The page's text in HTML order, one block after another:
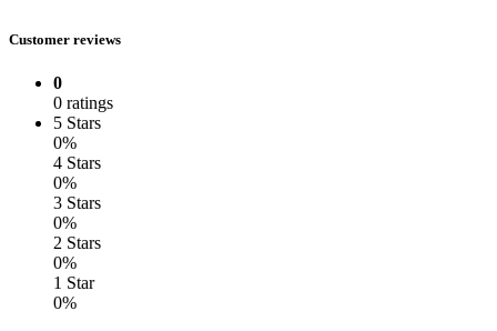
Customer reviews
0
0 ratings
5 Stars
0%
4 Stars
0%
3 Stars
0%
2 Stars
0%
1 Star
0%